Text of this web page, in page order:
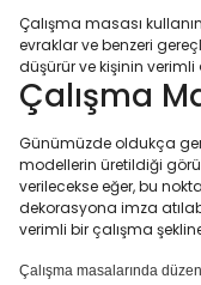
Çalışma masası
evraklar ve benzeri
düşürür ve kişinin
Çalışma
Günümüzde oldukça
modellerin üretildiği
verilecekse eğer, bu
dekorasyona imza
verimli bir çalışma
Çalışma masalarında